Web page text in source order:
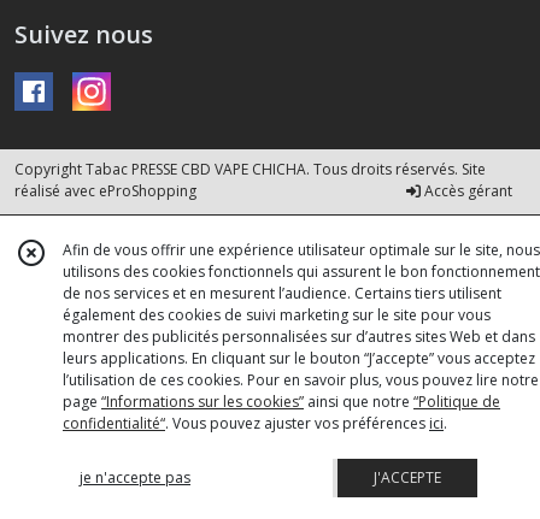
Suivez nous
Copyright Tabac PRESSE CBD VAPE CHICHA. Tous droits réservés. Site
réalisé avec eProShopping Accès gérant
Afin de vous offrir une expérience utilisateur optimale sur le site, nous
utilisons des cookies fonctionnels qui assurent le bon fonctionnement
de nos services et en mesurent l’audience. Certains tiers utilisent
également des cookies de suivi marketing sur le site pour vous
montrer des publicités personnalisées sur d’autres sites Web et dans
leurs applications. En cliquant sur le bouton “J’accepte” vous acceptez
l’utilisation de ces cookies. Pour en savoir plus, vous pouvez lire notre
page “Informations sur les cookies” ainsi que notre “Politique de
confidentialité“. Vous pouvez ajuster vos préférences ici.
je n'accepte pas J'ACCEPTE